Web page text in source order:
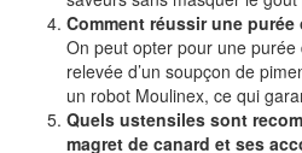
Comment réussir une
On peut opter pour une
relevée d’un soupçon de
un robot Moulinex, ce qui
Quels ustensiles sont
magret de canard et ses